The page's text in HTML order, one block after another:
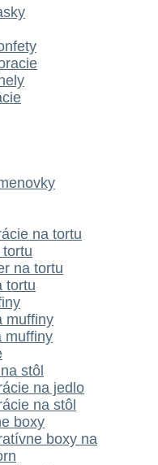
na tortu
na tortu
tortu
muffiny
muffiny
stôl
na jedlo
na stôl
boxy
boxy na